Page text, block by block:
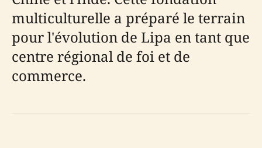
multiculturelle a préparé le terrain
pour l'évolution de Lipa en tant que
centre régional de foi et de
commerce.